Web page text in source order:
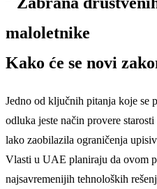
Kako će se novi
Jedno od ključnih pitanja koje se
odluka jeste način provere
lako zaobilazila ograničenja
Vlasti u UAE planiraju da ovom
najsavremenijih tehnoloških